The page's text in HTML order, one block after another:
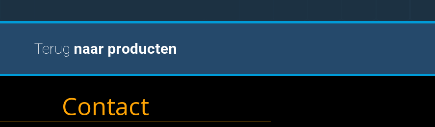
Terug naar producten
Contact